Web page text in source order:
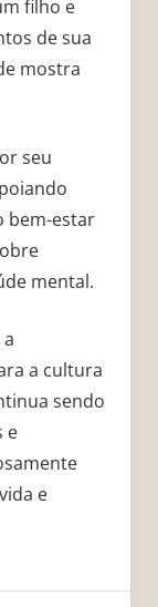
filho e
de sua
mostra
seu
bem-estar
mental.
a cultura
sendo
e
e